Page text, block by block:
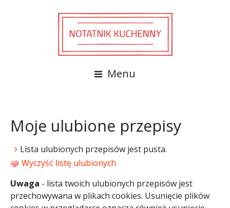
Menu
Moje ulubione przepisy
Lista ulubionych przepisów jest pusta.
Wyczyść listę ulubionych
Uwaga - lista twoich ulubionych przepisów jest
przechowywana w plikach cookies. Usunięcie plików